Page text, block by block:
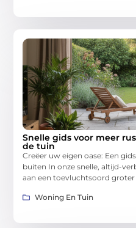
Snelle gids voor meer
de tuin
Creëer uw eigen oase: Een
buiten In onze snelle, altijd-
aan een toevluchtsoord groter
Woning En Tuin